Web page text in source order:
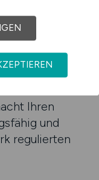
Aufgaben
die sich
auch mit
die Prozesse
Ihren
und
regulierten